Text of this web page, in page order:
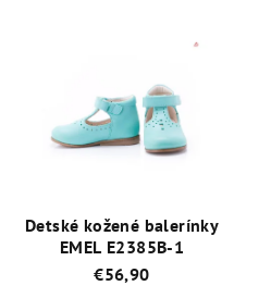
Detské kožené balerínky
EMEL E2385B-1
€56,90